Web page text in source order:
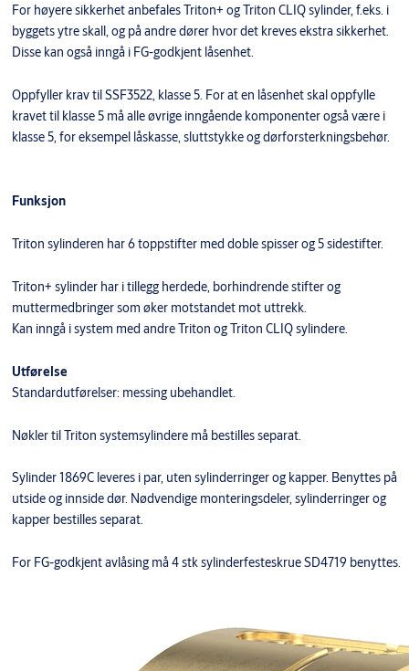
For høyere sikkerhet anbefales Triton+ og Triton CLIQ sylinder, f.eks. i
byggets ytre skall, og på andre dører hvor det kreves ekstra sikkerhet.
Disse kan også inngå i FG-godkjent låsenhet.
Oppfyller krav til SSF3522, klasse 5. For at en låsenhet skal oppfylle
kravet til klasse 5 må alle øvrige inngående komponenter også være i
klasse 5, for eksempel låskasse, sluttstykke og dørforsterkningsbehør.
Funksjon
Triton sylinderen har 6 toppstifter med doble spisser og 5 sidestifter.
Triton+ sylinder har i tillegg herdede, borhindrende stifter og
muttermedbringer som øker motstandet mot uttrekk.
Kan inngå i system med andre Triton og Triton CLIQ sylindere.
Utførelse
Standardutførelser: messing ubehandlet.
Nøkler til Triton systemsylindere må bestilles separat.
Sylinder 1869C leveres i par, uten sylinderringer og kapper. Benyttes på
utside og innside dør. Nødvendige monteringsdeler, sylinderringer og
kapper bestilles separat.
For FG-godkjent avlåsing må 4 stk sylinderfesteskrue SD4719 benyttes.